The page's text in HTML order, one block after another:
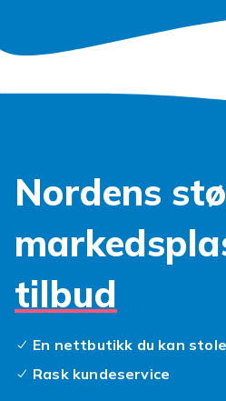
Nordens
tilbud
En nettbutikk du kan
Rask kundeservice